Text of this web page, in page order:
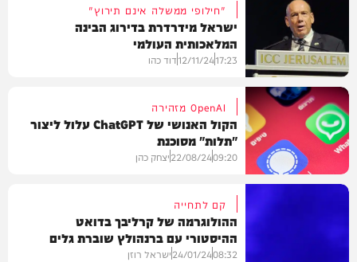
בארץ
"חילופי ממשלה אינם תירוץ"
ישראל מידרדרת בדירוג הבינה
המלאכותית העולמי
17:23
12/11/24דוד כהו
OpenAI מזהירה
הקול האנושי של ChatGPT עלול ליצור
"תלות" מסוכנת
09:20
22/08/24יצחק כהן
קם לתחייה
ההולוגרמה של קרליבך בדואט
ההיסטורי עם ברנהולץ שוברת גלים
08:32
24/01/24ישראל רוזן